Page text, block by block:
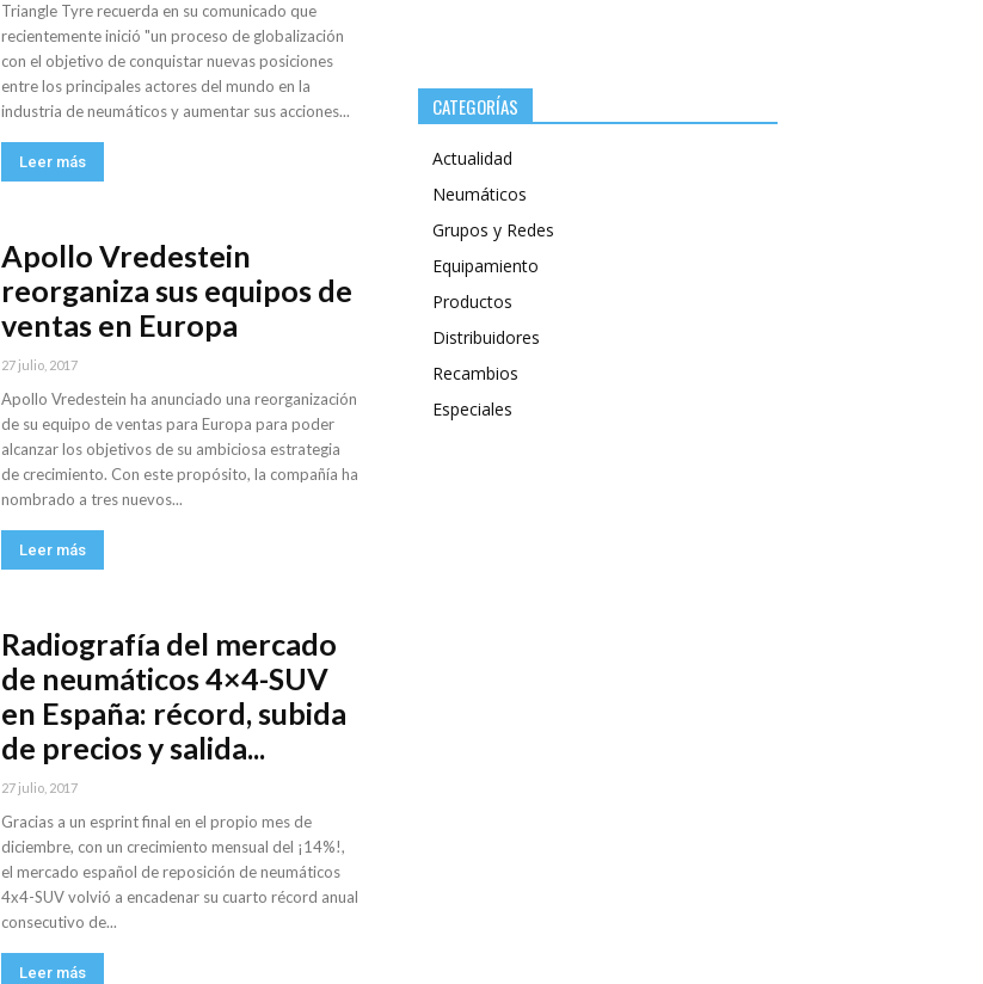
Triangle Tyre recuerda en su comunicado que
recientemente inició "un proceso de globalización
con el objetivo de conquistar nuevas posiciones
entre los principales actores del mundo en la
industria de neumáticos y aumentar sus acciones...
Leer más
Apollo Vredestein
reorganiza sus equipos de
ventas en Europa
27 julio, 2017
Apollo Vredestein ha anunciado una reorganización
de su equipo de ventas para Europa para poder
alcanzar los objetivos de su ambiciosa estrategia
de crecimiento. Con este propósito, la compañía ha
nombrado a tres nuevos...
Leer más
Radiografía del mercado
de neumáticos 4×4-SUV
en España: récord, subida
de precios y salida...
27 julio, 2017
Gracias a un esprint final en el propio mes de
diciembre, con un crecimiento mensual del ¡14%!,
el mercado español de reposición de neumáticos
4x4-SUV volvió a encadenar su cuarto récord anual
consecutivo de...
Leer más
CATEGORÍAS
Actualidad
Neumáticos
Grupos y Redes
Equipamiento
Productos
Distribuidores
Recambios
Especiales